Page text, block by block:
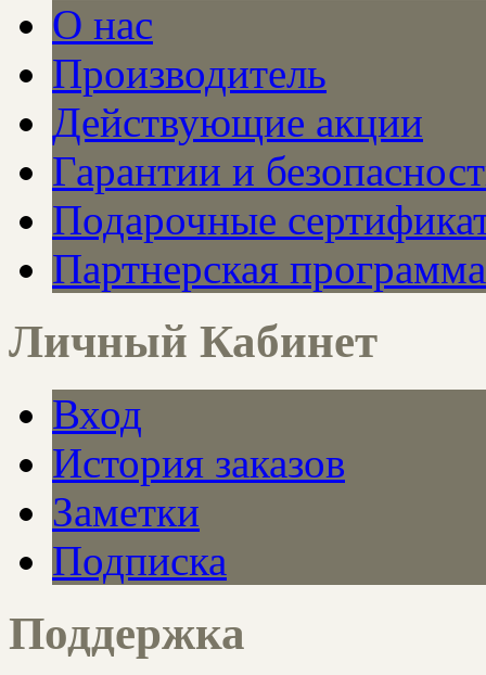
О нас
Производитель
Действующие акции
Гарантии и
Подарочные
Партнерская программа
Личный Кабинет
Вход
История заказов
Заметки
Подписка
Поддержка